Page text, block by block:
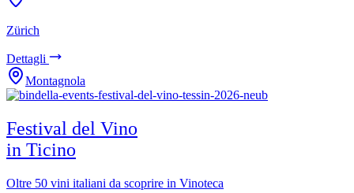
Zürich
Dettagli
Montagnola
Festival del Vino
in Ticino
Oltre 50 vini italiani da scoprire in Vinoteca